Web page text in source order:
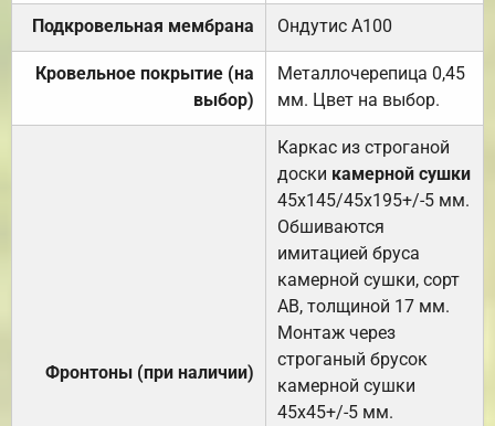
Подкровельная мембрана Ондутис А100
Кровельное покрытие (на
выбор)
Металлочерепица 0,45
мм. Цвет на выбор.
Фронтоны (при наличии)
Каркас из строганой
доски камерной сушки
45х145/45х195+/-5 мм.
Обшиваются
имитацией бруса
камерной сушки, сорт
АВ, толщиной 17 мм.
Монтаж через
строганый брусок
камерной сушки
45х45+/-5 мм.